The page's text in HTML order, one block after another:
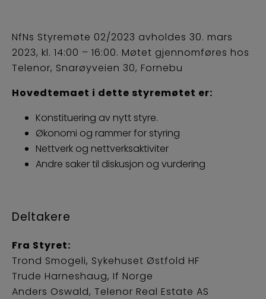
NfNs Styremøte 02/2023 avholdes 30. mars
2023, kl. 14:00 – 16:00. Møtet gjennomføres hos
Telenor, Snarøyveien 30, Fornebu
Hovedtemaet i dette styremøtet er:
Konstituering av nytt styre.
Økonomi og rammer for styring
Nettverk og nettverksaktiviter
Andre saker til diskusjon og vurdering
Deltakere
Fra Styret:
Trond Smogeli, Sykehuset Østfold HF
Trude Harneshaug, If Norge
Anders Oswald, Telenor Real Estate AS